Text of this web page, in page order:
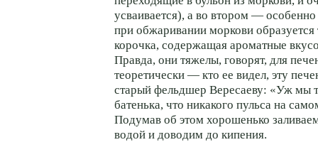
усваивается), а во втором —
при обжаривании моркови
корочка, содержащая ароматные
Правда, они тяжелы, говорят, для
теоретически — кто ее видел, эту
старый фельдшер Вересаеву: «Уж мы
батенька, что никакого пульса на
Подумав об этом хорошенько
водой и доводим до кипения.